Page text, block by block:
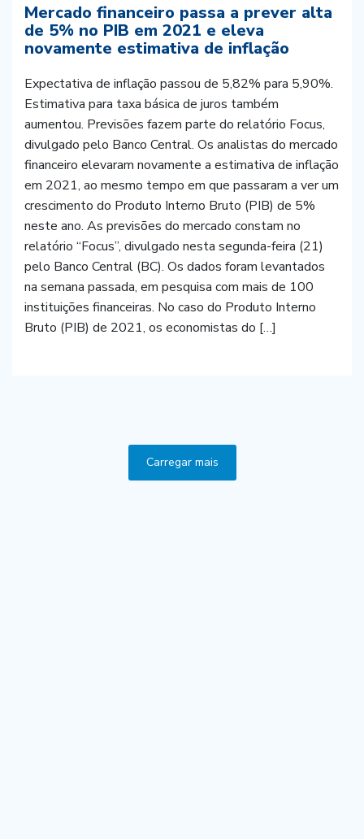
Mercado financeiro passa a prever alta
de 5% no PIB em 2021 e eleva
novamente estimativa de inflação
Expectativa de inflação passou de 5,82% para 5,90%.
Estimativa para taxa básica de juros também
aumentou. Previsões fazem parte do relatório Focus,
divulgado pelo Banco Central. Os analistas do mercado
financeiro elevaram novamente a estimativa de inflação
em 2021, ao mesmo tempo em que passaram a ver um
crescimento do Produto Interno Bruto (PIB) de 5%
neste ano. As previsões do mercado constam no
relatório “Focus”, divulgado nesta segunda-feira (21)
pelo Banco Central (BC). Os dados foram levantados
na semana passada, em pesquisa com mais de 100
instituições financeiras. No caso do Produto Interno
Bruto (PIB) de 2021, os economistas do […]
Carregar mais